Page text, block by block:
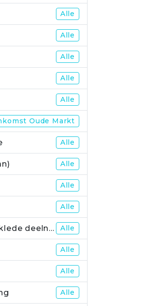
Alle
Alle
Alle
Alle
Alle
Oude Markt
Alle
Alle
Alle
Alle
Finish orgineel geklede deelnemers Alle
Alle
Alle
Alle